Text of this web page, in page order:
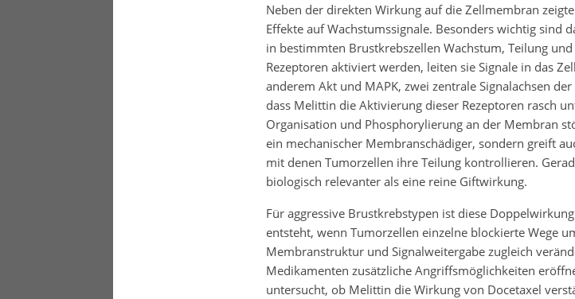
Neben der direkten Wirkung auf die Zellmembran
Effekte auf Wachstumssignale. Besonders wichtig sind
in bestimmten Brustkrebszellen Wachstum, Teilung
Rezeptoren aktiviert werden, leiten sie Signale in das
anderem Akt und MAPK, zwei zentrale Signalachsen
dass Melittin die Aktivierung dieser Rezeptoren rasch
Organisation und Phosphorylierung an der Membran
ein mechanischer Membranschädiger, sondern greift
mit denen Tumorzellen ihre Teilung kontrollieren.
biologisch relevanter als eine reine Giftwirkung.
Für aggressive Brustkrebstypen ist diese
entsteht, wenn Tumorzellen einzelne blockierte Wege
Membranstruktur und Signalweitergabe zugleich
Medikamenten zusätzliche Angriffsmöglichkeiten
untersucht, ob Melittin die Wirkung von Docetaxel